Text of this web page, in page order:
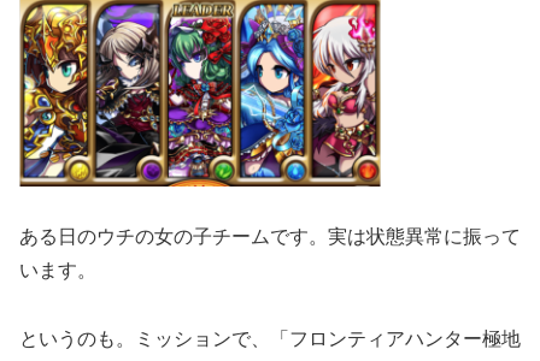
ある日のウチの女の子チームです。実は状態異常に振って
います。
というのも。ミッションで、「フロンティアハンター極地